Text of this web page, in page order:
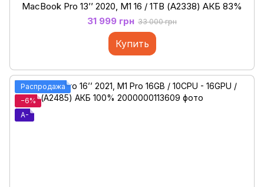
MacBook Pro 13’’ 2020, M1 16 / 1ТB (А2338) АКБ 83%
31 999 грн 33 000 грн
Купить
Распродажа
−6%
A-